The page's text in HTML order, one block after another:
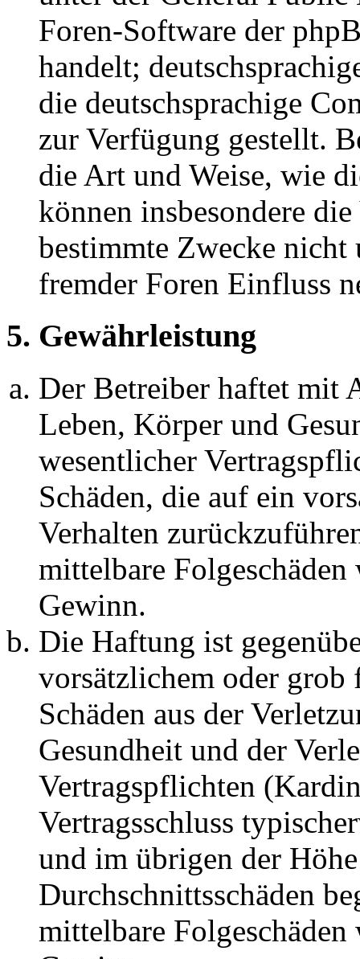
Foren-Software der
handelt;
die deutschsprachige
zur Verfügung gestellt.
die Art und Weise, wie
können insbesondere
bestimmte Zwecke nicht
fremder Foren Einfluss
5. Gewährleistung
Der Betreiber haftet mit
Leben, Körper und
wesentlicher
Schäden, die auf ein
Verhalten
mittelbare Folgeschäden
Gewinn.
Die Haftung ist
vorsätzlichem oder grob
Schäden aus der
Gesundheit und der
Vertragspflichten
Vertragsschluss
und im übrigen der
Durchschnittsschäden
mittelbare Folgeschäden